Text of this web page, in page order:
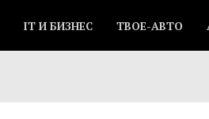
IT И БИЗНЕС ТВОЕ-АВТО